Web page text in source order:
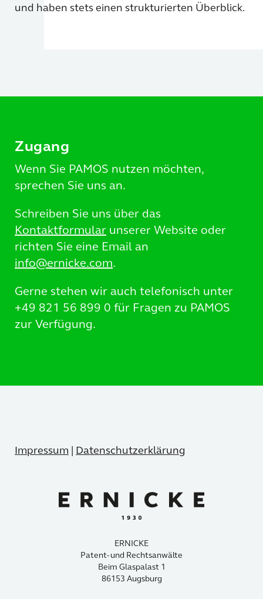
und haben stets einen strukturierten Überblick.
Zugang
Wenn Sie PAMOS nutzen möchten,
sprechen Sie uns an.
Schreiben Sie uns über das
Kontaktformular unserer Website oder
richten Sie eine Email an
info@ernicke.com.
Gerne stehen wir auch telefonisch unter
+49 821 56 899 0 für Fragen zu PAMOS
zur Verfügung.
Impressum | Datenschutzerklärung
ERNICKE
Patent- und Rechtsanwälte
Beim Glaspalast 1
86153 Augsburg